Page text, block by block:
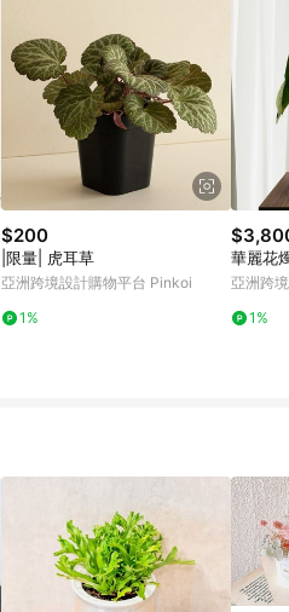
$200
|限量| 虎耳草
亞洲跨境設計購物平台 Pinkoi
1%
華麗花
亞洲跨
1%